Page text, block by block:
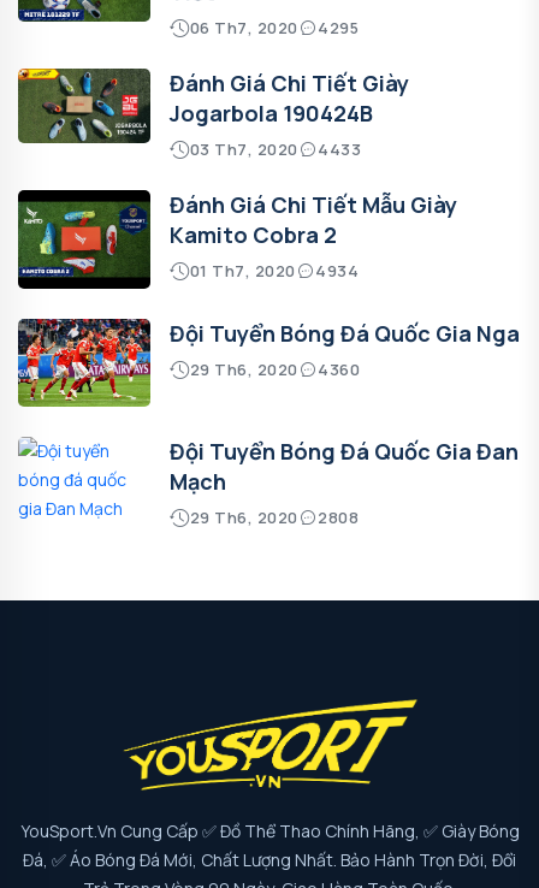
06 Th7, 2020 4295
Đánh Giá Chi Tiết Giày
Jogarbola 190424B
03 Th7, 2020 4433
Đánh Giá Chi Tiết Mẫu Giày
Kamito Cobra 2
01 Th7, 2020 4934
Đội Tuyển Bóng Đá Quốc Gia Nga
29 Th6, 2020 4360
Đội Tuyển Bóng Đá Quốc Gia Đan
Mạch
29 Th6, 2020 2808
YouSport.vn Cung Cấp ✅ Đồ Thể Thao Chính Hãng, ✅ Giày Bóng
Đá, ✅ Áo Bóng Đá Mới, Chất Lượng Nhất. Bảo Hành Trọn Đời, Đổi